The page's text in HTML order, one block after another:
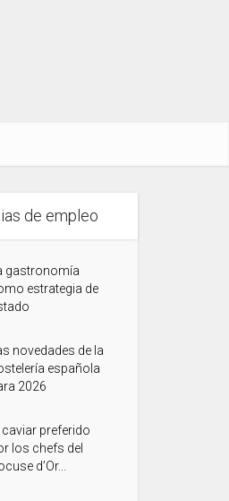
de empleo
gastronomía
estrategia de
novedades de la
española
2026
caviar preferido
los chefs del
d’Or...